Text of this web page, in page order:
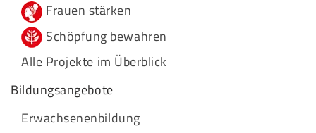
Frauen stärken
Schöpfung bewahren
Alle Projekte im Überblick
Bildungsangebote
Erwachsenenbildung